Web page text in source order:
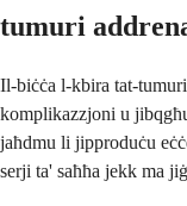
tumuri
Il-biċċa l-kbira tat-
komplikazzjoni u
jaħdmu li jipproduċu
serji ta' saħħa jekk ma